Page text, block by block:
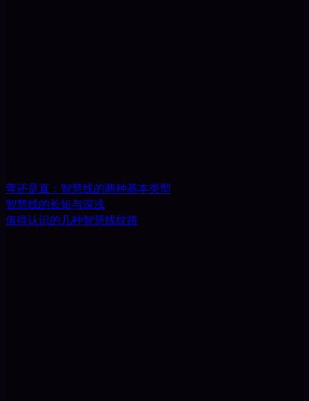
弯还是直：智慧线的两种基本类型
智慧线的长短与深浅
值得认识的几种智慧线纹路